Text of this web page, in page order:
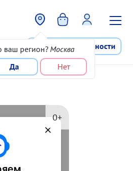
ваш регион? Москва
Да
Нет
Программа лояльности
0+